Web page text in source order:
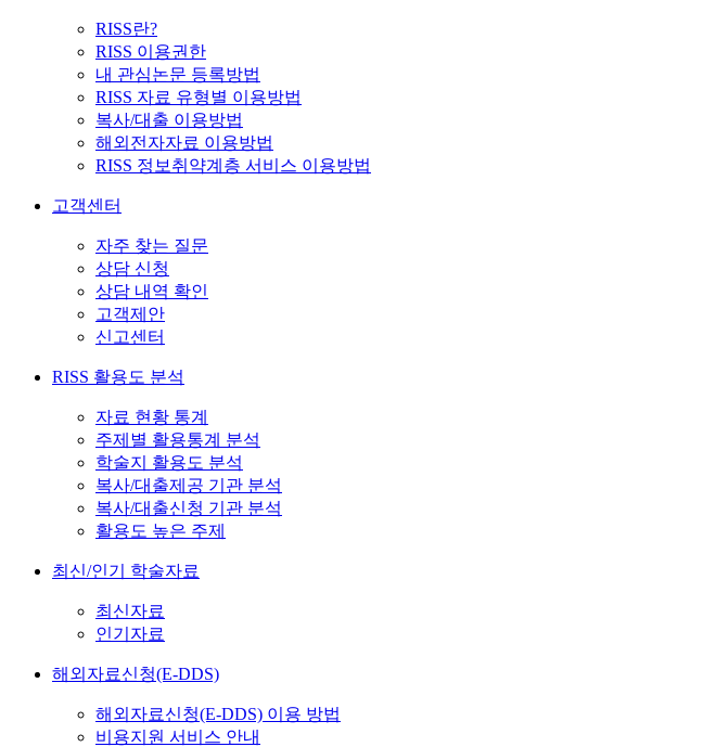
RISS란?
RISS 이용권한
내 관심논문 등록방법
RISS 자료 유형별 이용방법
복사/대출 이용방법
해외전자자료 이용방법
RISS 정보취약계층 서비스 이용방법
고객센터
자주 찾는 질문
상담 신청
상담 내역 확인
고객제안
신고센터
RISS 활용도 분석
자료 현황 통계
주제별 활용통계 분석
학술지 활용도 분석
복사/대출제공 기관 분석
복사/대출신청 기관 분석
활용도 높은 주제
최신/인기 학술자료
최신자료
인기자료
해외자료신청(E-DDS)
해외자료신청(E-DDS) 이용 방법
비용지원 서비스 안내